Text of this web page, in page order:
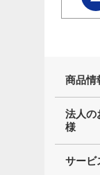
商品情
法人の
様
サービ